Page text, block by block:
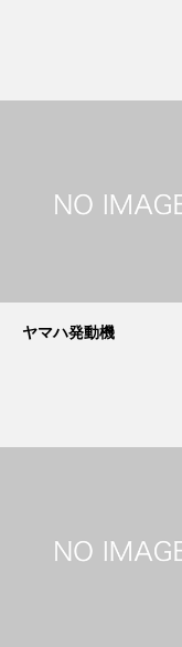
ヤマハ発動機